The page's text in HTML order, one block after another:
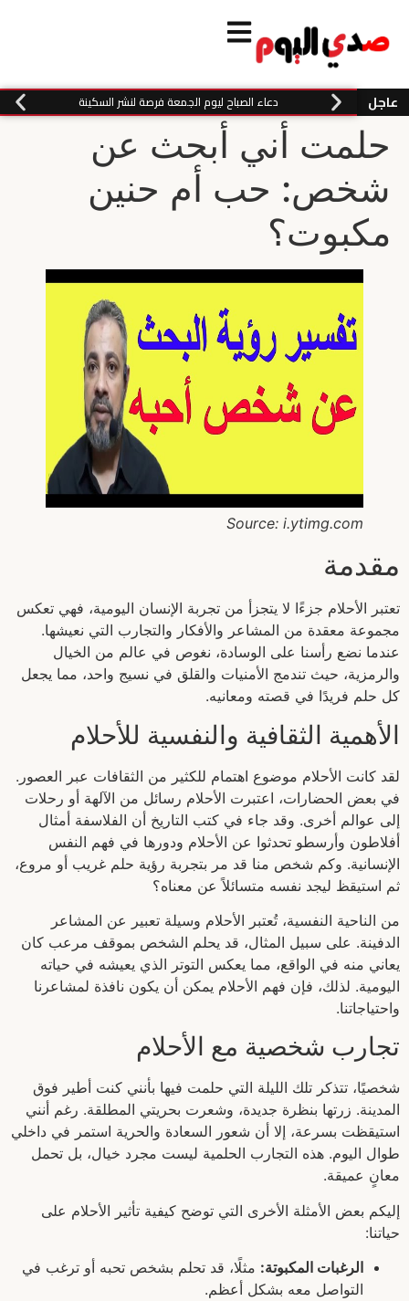
عاجل دعاء الصباح ليوم الجمعة فرصة لنشر السكينة
حلمت أني أبحث عن
شخص: حب أم حنين
مكبوت؟
Source: i.ytimg.com
مقدمة
تعتبر الأحلام جزءًا لا يتجزأ من تجربة الإنسان اليومية، فهي تعكس
مجموعة معقدة من المشاعر والأفكار والتجارب التي نعيشها.
عندما نضع رأسنا على الوسادة، نغوص في عالم من الخيال
والرمزية، حيث تندمج الأمنيات والقلق في نسيج واحد، مما يجعل
كل حلم فريدًا في قصته ومعانيه.
الأهمية الثقافية والنفسية للأحلام
لقد كانت الأحلام موضوع اهتمام للكثير من الثقافات عبر العصور.
في بعض الحضارات، اعتبرت الأحلام رسائل من الآلهة أو رحلات
إلى عوالم أخرى. وقد جاء في كتب التاريخ أن الفلاسفة أمثال
أفلاطون وأرسطو تحدثوا عن الأحلام ودورها في فهم النفس
الإنسانية. وكم شخص منا قد مر بتجربة رؤية حلم غريب أو مروع،
ثم استيقظ ليجد نفسه متسائلاً عن معناه؟
من الناحية النفسية، تُعتبر الأحلام وسيلة تعبير عن المشاعر
الدفينة. على سبيل المثال، قد يحلم الشخص بموقف مرعب كان
يعاني منه في الواقع، مما يعكس التوتر الذي يعيشه في حياته
اليومية. لذلك، فإن فهم الأحلام يمكن أن يكون نافذة لمشاعرنا
واحتياجاتنا.
تجارب شخصية مع الأحلام
شخصيًا، تتذكر تلك الليلة التي حلمت فيها بأنني كنت أطير فوق
المدينة. زرتها بنظرة جديدة، وشعرت بحريتي المطلقة. رغم أنني
استيقظت بسرعة، إلا أن شعور السعادة والحرية استمر في داخلي
طوال اليوم. هذه التجارب الحلمية ليست مجرد خيال، بل تحمل
معانٍ عميقة.
إليكم بعض الأمثلة الأخرى التي توضح كيفية تأثير الأحلام على
حياتنا:
الرغبات المكبوتة: مثلًا، قد تحلم بشخص تحبه أو ترغب في
التواصل معه بشكل أعظم.